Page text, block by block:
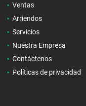
Ventas
Arriendos
Servicios
Nuestra Empresa
Contáctenos
Políticas de privacidad